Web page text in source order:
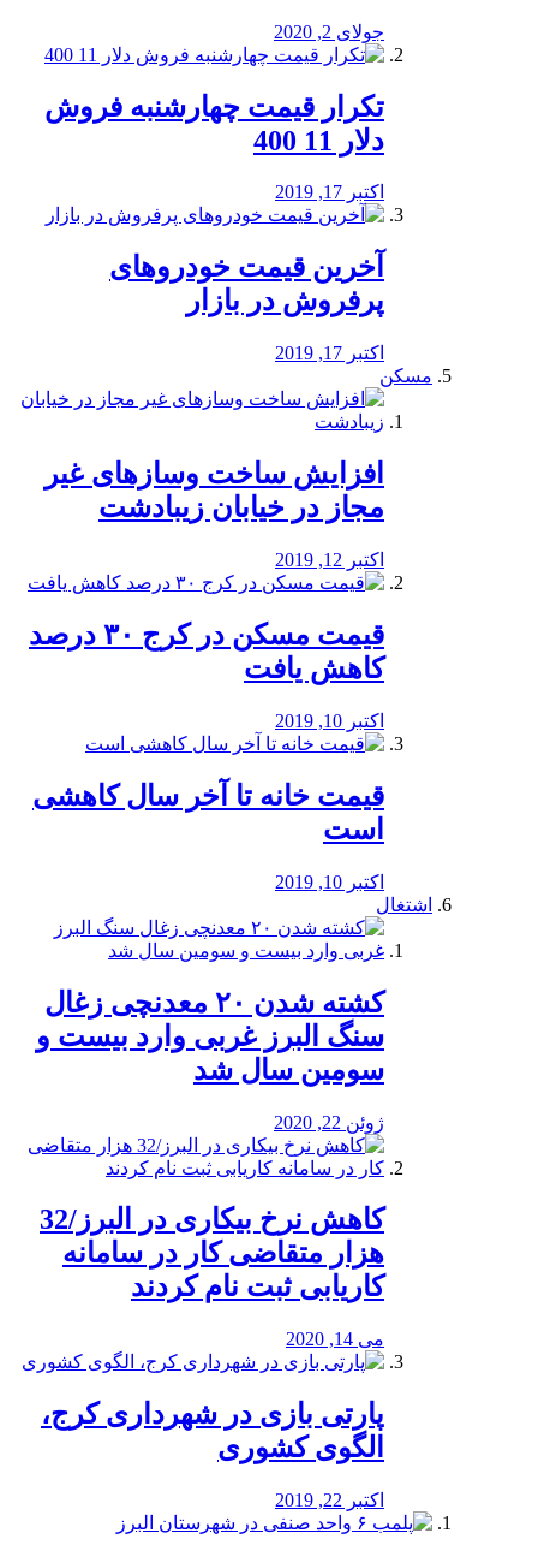
جولای 2, 2020
تکرار قیمت چهارشنبه فروش
دلار 11 400
اکتبر 17, 2019
آخرین قیمت خودرو‌های
پرفروش در بازار
اکتبر 17, 2019
مسکن
افزایش ساخت وسازهای غیر
مجاز در خیابان زیبادشت
اکتبر 12, 2019
️قیمت مسکن در کرج ۳۰ درصد
کاهش یافت
اکتبر 10, 2019
قیمت خانه تا آخر سال کاهشی
است
اکتبر 10, 2019
اشتغال
کشته شدن ۲۰ معدنچی زغال
سنگ البرز غربی وارد بیست و
سومین سال شد
ژوئن 22, 2020
کاهش نرخ بیکاری در البرز/32
هزار متقاضی کار در سامانه
کاریابی ثبت نام کردند
می 14, 2020
پارتی بازی در شهرداری کرج،
الگوی کشوری
اکتبر 22, 2019